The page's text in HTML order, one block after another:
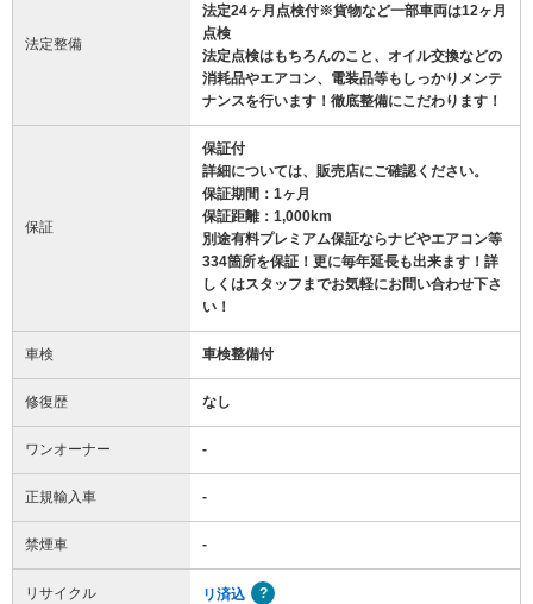
法定整備
法定24ヶ月点検付※貨物など一部車両は12ヶ月
点検
法定点検はもちろんのこと、オイル交換などの
消耗品やエアコン、電装品等もしっかりメンテ
ナンスを行います！徹底整備にこだわります！
保証
保証付
詳細については、販売店にご確認ください。
保証期間：1ヶ月
保証距離：1,000km
別途有料プレミアム保証ならナビやエアコン等
334箇所を保証！更に毎年延長も出来ます！詳
しくはスタッフまでお気軽にお問い合わせ下さ
い！
車検 車検整備付
修復歴 なし
ワンオーナー -
正規輸入車 -
禁煙車 -
リサイクル リ済込